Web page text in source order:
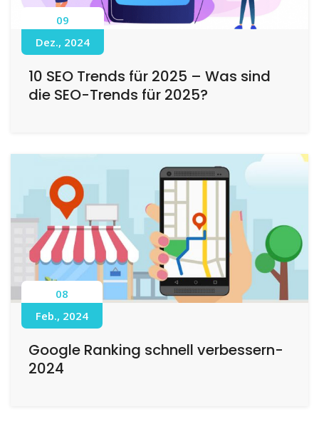
09
Dez., 2024
10 SEO Trends für 2025 – Was sind
die SEO-Trends für 2025?
08
Feb., 2024
Google Ranking schnell verbessern-
2024